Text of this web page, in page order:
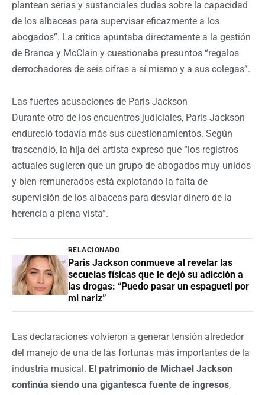
plantean serias y sustanciales dudas sobre la capacidad
de los albaceas para supervisar eficazmente a los
abogados”. La crítica apuntaba directamente a la gestión
de Branca y McClain y cuestionaba presuntos “regalos
derrochadores de seis cifras a sí mismo y a sus colegas”.
Las fuertes acusaciones de Paris Jackson
Durante otro de los encuentros judiciales, Paris Jackson
endureció todavía más sus cuestionamientos. Según
trascendió, la hija del artista expresó que “los registros
actuales sugieren que un grupo de abogados muy unidos
y bien remunerados está explotando la falta de
supervisión de los albaceas para desviar dinero de la
herencia a plena vista”.
RELACIONADO
Paris Jackson conmueve al revelar las
secuelas físicas que le dejó su adicción a
las drogas: “Puedo pasar un espagueti por
mi nariz”
Las declaraciones volvieron a generar tensión alrededor
del manejo de una de las fortunas más importantes de la
industria musical. El patrimonio de Michael Jackson
continúa siendo una gigantesca fuente de ingresos,